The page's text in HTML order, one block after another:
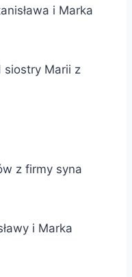
i Marka
siostry Marii z
z firmy syna
i Marka